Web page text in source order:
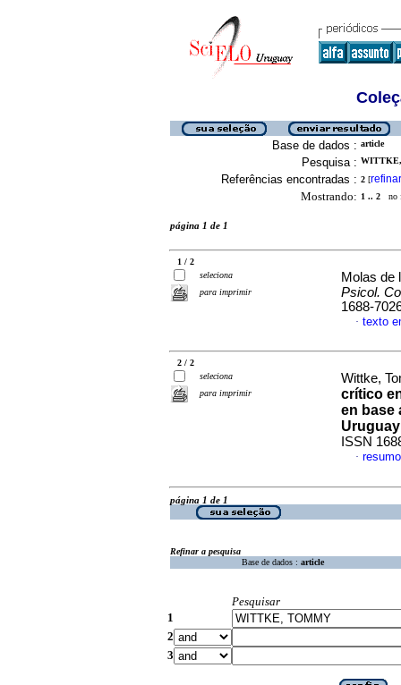
Base de dados : article
Pesquisa :
Referências encontradas : 2 [refinar
Mostrando: 1 .. 2 no
página 1 de 1
1 / 2
seleciona
para imprimir
Molas de
Psicol.
1688-
· texto
2 / 2
seleciona
para imprimir
Wittke,
crítico
en base
Uruguay
ISSN
·
página 1 de 1
Refinar a pesquisa
Base de dados : article
Pesquisar
1
2
3